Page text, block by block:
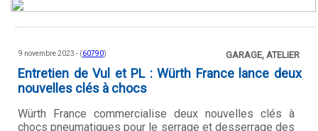
9 novembre 2023 - (60790) GARAGE, ATELIER
Entretien de Vul et PL : Würth France lance deux
nouvelles clés à chocs
Würth France commercialise deux nouvelles clés à
chocs pneumatiques pour le serrage et desserrage des